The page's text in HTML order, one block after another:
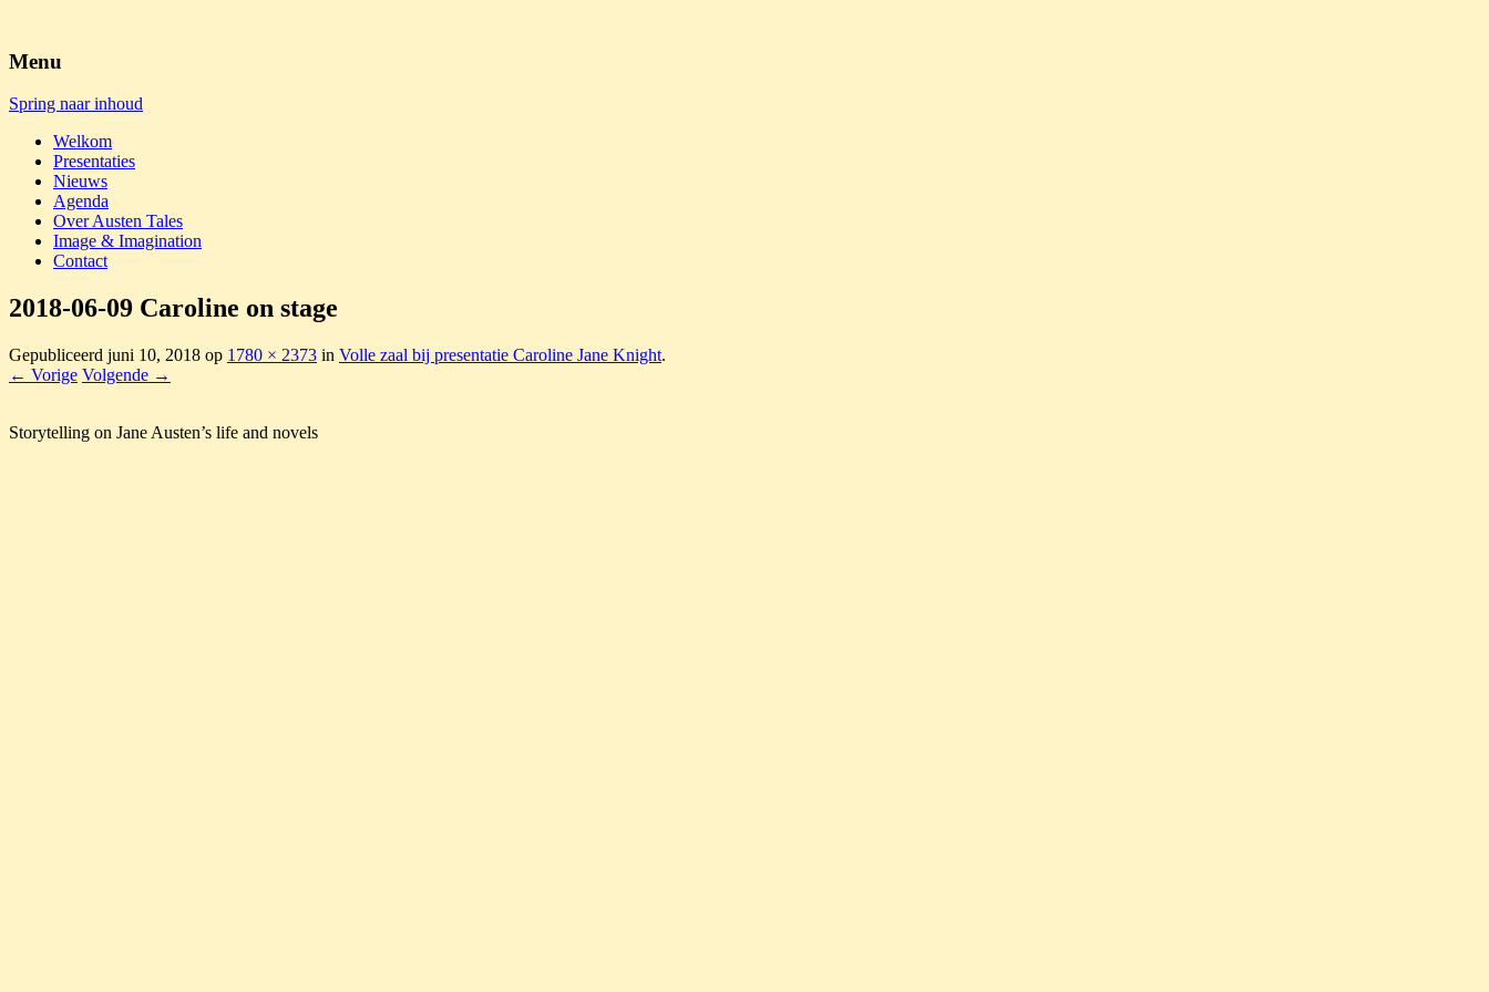
Austen Tales
Menu
Spring naar inhoud
Welkom
Presentaties
Nieuws
Agenda
Over Austen Tales
Image & Imagination
Contact
2018-06-09 Caroline on stage
Gepubliceerd juni 10, 2018 op 1780 × 2373 in Volle zaal bij presentatie Caroline Jane Knight.
← Vorige Volgende →
Storytelling on Jane Austen’s life and novels